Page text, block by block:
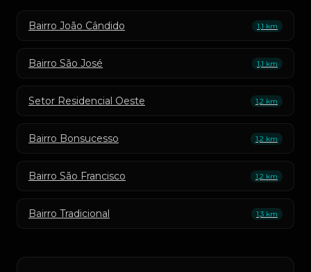
Bairro João Cândido 1,1 km
Bairro São José 1,1 km
Setor Residencial Oeste 1,2 km
Bairro Bonsucesso 1,2 km
Bairro São Francisco 1,2 km
Bairro Tradicional 1,3 km